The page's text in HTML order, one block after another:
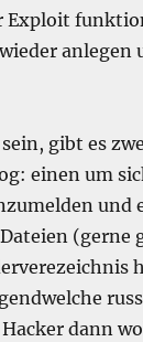
Exploit
anlegen
gibt es
einen um
und
(gerne
dann